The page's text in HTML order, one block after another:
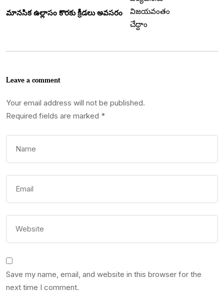
మానసిక ఉల్లాసం కొరకు క్రీడలు అవసరం
Leave a comment
Your email address will not be published.
Required fields are marked *
Save my name, email, and website in this browser for the
next time I comment.